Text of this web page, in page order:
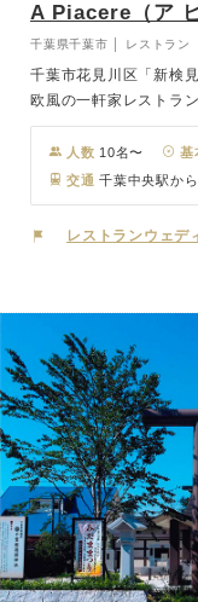
A Piacere（ア
千葉県千葉市 │ レストラン
千葉市花見川区「新検
欧風の一軒家レストラ
地の良い店内は、家族
最大15名の小さなレス
もてなしいたします。
すことも。 大切な方々
人数 10名〜 基
交通 千葉中央駅か
レストランウェデ